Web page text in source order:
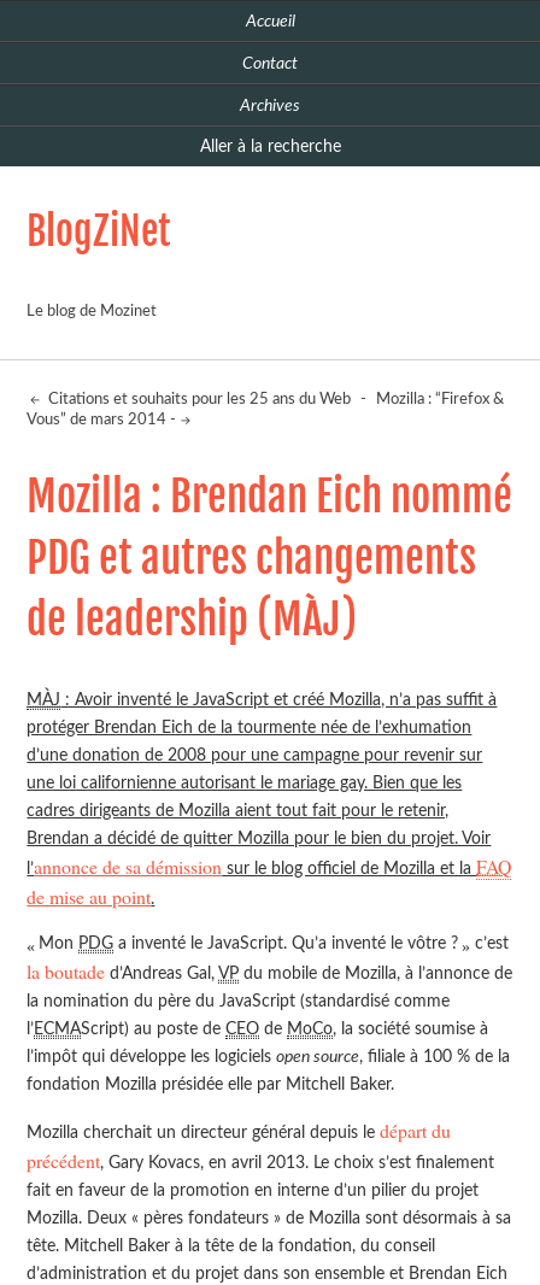
Accueil
Contact
Archives
Aller à la recherche
BlogZiNet
Le blog de Mozinet
Citations et souhaits pour les 25 ans du Web -
Mozilla : “Firefox &
Vous” de mars 2014 -
Mozilla : Brendan Eich nommé
PDG et autres changements
de leadership (MÀJ)
MÀJ : Avoir inventé le JavaScript et créé Mozilla, n’a pas suffit à
protéger Brendan Eich de la tourmente née de l’exhumation
d’une donation de 2008 pour une campagne pour revenir sur
une loi californienne autorisant le mariage gay. Bien que les
cadres dirigeants de Mozilla aient tout fait pour le retenir,
Brendan a décidé de quitter Mozilla pour le bien du projet. Voir
l’annonce de sa démission sur le blog officiel de Mozilla et la FAQ
de mise au point.
Mon PDG a inventé le JavaScript. Qu’a inventé le vôtre ? c’est
la boutade d’Andreas Gal,VP du mobile de Mozilla, à l’annonce de
la nomination du père du JavaScript (standardisé comme
l’ECMAScript) au poste deCEO de MoCo, la société soumise à
l’impôt qui développe les logicielsopen source, filiale à 100 % de la
fondation Mozilla présidée elle par Mitchell Baker.
Mozilla cherchait un directeur général depuis ledépart du
précédent, Gary Kovacs, en avril 2013. Le choix s’est finalement
fait en faveur de la promotion en interne d’un pilier du projet
Mozilla. Deux « pères fondateurs » de Mozilla sont désormais à sa
tête. Mitchell Baker à la tête de la fondation, du conseil
d’administration et du projet dans son ensemble et Brendan Eich